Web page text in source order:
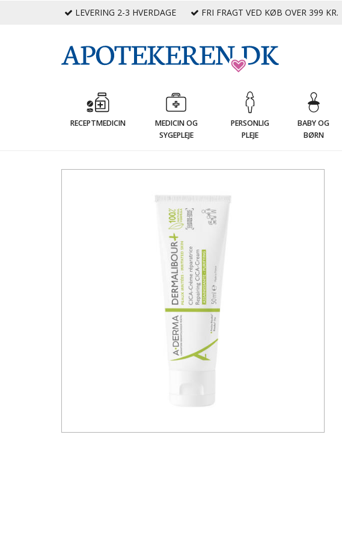
LEVERING 2-3 HVERDAGE FRI FRAGT VED KØB OVER 399 KR.
RECEPTMEDICIN
MEDICIN OG
SYGEPLEJE
PERSONLIG
PLEJE
BABY OG
BØRN